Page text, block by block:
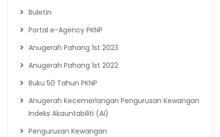
Buletin
Portal e-Agency PKNP
Anugerah Pahang 1st 2023
Anugerah Pahang 1st 2022
Buku 50 Tahun PKNP
Anugerah Kecemerlangan Pengurusan Kewangan
Indeks Akauntabiliti (AI)
Pengurusan Kewangan